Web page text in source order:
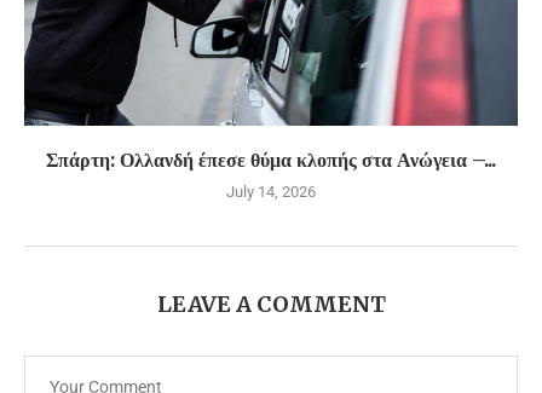
Σπάρτη: Ολλανδή έπεσε θύμα κλοπής στα Ανώγεια –...
July 14, 2026
LEAVE A COMMENT